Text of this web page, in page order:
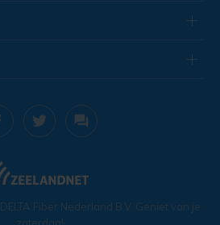
DELTA Fiber Nederland B.V. Geniet van je